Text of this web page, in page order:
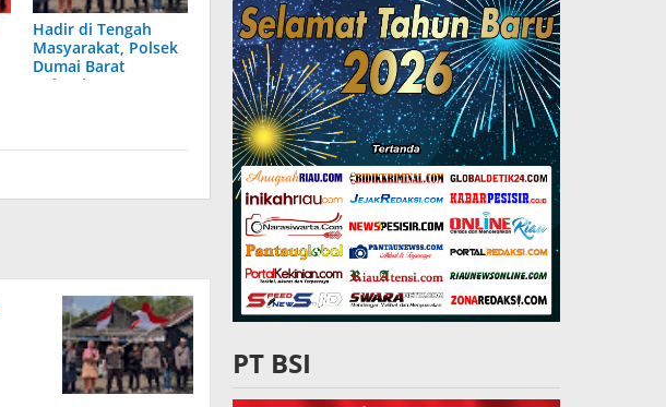
Hadir di Tengah
Masyarakat, Polsek
Dumai Barat
Gelorakan
PT BSI